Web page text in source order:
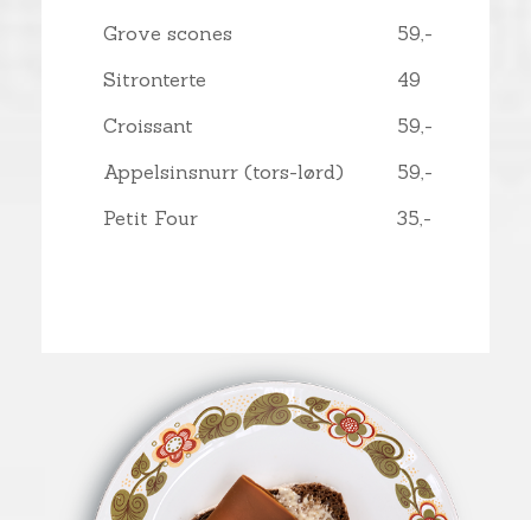
Grove scones
59,-
Sitronterte
49
Croissant
59,-
Appelsinsnurr (tors-lørd)
59,-
Petit Four
35,-